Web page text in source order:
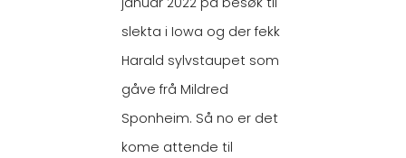
slekta i Iowa og der fekk
Harald sylvstaupet som
gåve frå Mildred
Sponheim. Så no er det
kome attende til